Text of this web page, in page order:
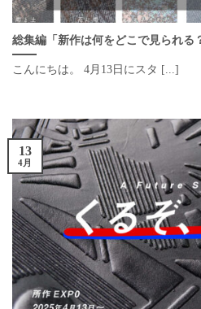
総集編「新作は何をどこで見られる
こんにちは。 4月13日にスタ [...]
13
4月